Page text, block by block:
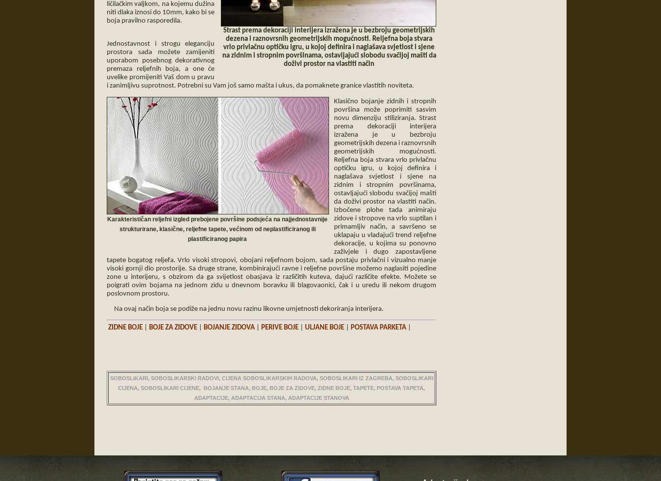
Strast prema dekoraciji interijera izražena je u bezbroju geometrijskih
dezena i raznovrsnih geometrijskih mogućnosti. Reljefna boja stvara
vrlo privlačnu optičku igru, u kojoj definira i naglašava svjetlost i sjene
na zidnim i stropnim površinama, ostavljajući slobodu svačijoj mašti da
doživi prostor na vlastiti način
ličilačkim valjkom, na kojemu dužina
niti dlaka iznosi do 10mm, kako bi se
boja pravilno rasporedila.
Jednostavnost i strogu eleganciju
prostora sada možete zamijeniti
uporabom posebnog dekorativnog
premaza reljefnih boja, a one će
uvelike promijeniti Vaš dom u pravu
i zanimljivu suprotnost. Potrebni su Vam još samo mašta i ukus, da pomaknete granice vlastitih noviteta.
Karakterističan reljefni izgled prebojene površine podsjeća na najjednostavnije
strukturirane, klasične, reljefne tapete, većinom od neplastificiranog ili
plastificiranog papira
Klasično bojanje zidnih i stropnih
površina može poprimiti sasvim
novu dimenziju stiliziranja. Strast
prema dekoraciji interijera
izražena je u bezbroju
geometrijskih dezena i raznovrsnih
geometrijskih mogućnosti.
Reljefna boja stvara vrlo privlačnu
optičku igru, u kojoj definira i
naglašava svjetlost i sjene na
zidnim i stropnim površinama,
ostavljajući slobodu svačijoj mašti
da doživi prostor na vlastiti način.
Izbočene plohe tada animiraju
zidove i stropove na vrlo suptilan i
primamljiv način, a savršeno se
uklapaju u vladajući trend reljefne
dekoracije, u kojima su ponovno
zaživjele i dugo zapostavljene
tapete bogatog reljefa. Vrlo visoki stropovi, obojani reljefnom bojom, sada postaju privlačni i vizualno manje
visoki gornji dio prostorije. Sa druge strane, kombinirajući ravne i reljefne površine možemo naglasiti pojedine
zone u interijeru, s obzirom da ga svijetlost obasjava iz različitih kuteva, dajući različite efekte. Možete se
poigrati ovim bojama na jednom zidu u dnevnom boravku ili blagovaonici, čak i u uredu ili nekom drugom
poslovnom prostoru.
Na ovaj način boja se podiže na jednu novu razinu likovne umjetnosti dekoriranja interijera.
ZIDNE BOJE BOJE ZA ZIDOVE BOJANJE ZIDOVA PERIVE BOJE ULJANE BOJE POSTAVA PARKETA
SOBOSLIKARI, SOBOSLIKARSKI RADOVI, CIJENA SOBOSLIKARSKIH RADOVA, SOBOSLIKARI IZ ZAGREBA, SOBOSLIKARI
CIJENA, SOBOSLIKARI CIJENE, BOJANJE STANA, BOJE, BOJE ZA ZIDOVE, ZIDNE BOJE, TAPETE, POSTAVA TAPETA,
ADAPTACIJE, ADAPTACIJA STANA, ADAPTACIJE STANOVA